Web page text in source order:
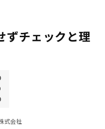
ずチェックと理
式会社